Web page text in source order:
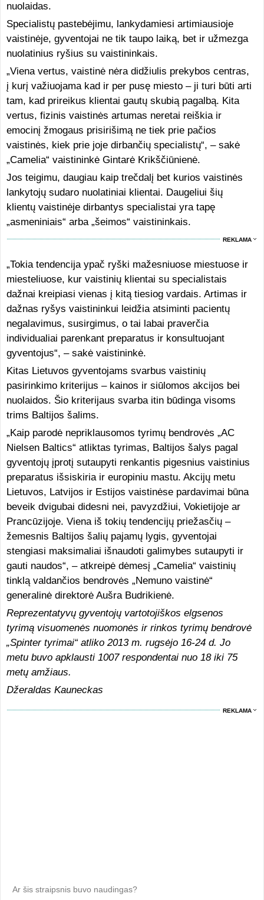
nuolaidas.
Specialistų pastebėjimu, lankydamiesi artimiausioje
vaistinėje, gyventojai ne tik taupo laiką, bet ir užmezga
nuolatinius ryšius su vaistininkais.
„Viena vertus, vaistinė nėra didžiulis prekybos centras,
į kurį važiuojama kad ir per pusę miesto – ji turi būti arti
tam, kad prireikus klientai gautų skubią pagalbą. Kita
vertus, fizinis vaistinės artumas neretai reiškia ir
emocinį žmogaus prisirišimą ne tiek prie pačios
vaistinės, kiek prie joje dirbančių specialistų“, – sakė
„Camelia“ vaistininkė Gintarė Krikščiūnienė.
Jos teigimu, daugiau kaip trečdalį bet kurios vaistinės
lankytojų sudaro nuolatiniai klientai. Daugeliui šių
klientų vaistinėje dirbantys specialistai yra tapę
„asmeniniais“ arba „šeimos“ vaistininkais.
REKLAMA
„Tokia tendencija ypač ryški mažesniuose miestuose ir
miesteliuose, kur vaistinių klientai su specialistais
dažnai kreipiasi vienas į kitą tiesiog vardais. Artimas ir
dažnas ryšys vaistininkui leidžia atsiminti pacientų
negalavimus, susirgimus, o tai labai praverčia
individualiai parenkant preparatus ir konsultuojant
gyventojus“, – sakė vaistininkė.
Kitas Lietuvos gyventojams svarbus vaistinių
pasirinkimo kriterijus – kainos ir siūlomos akcijos bei
nuolaidos. Šio kriterijaus svarba itin būdinga visoms
trims Baltijos šalims.
„Kaip parodė nepriklausomos tyrimų bendrovės „AC
Nielsen Baltics“ atliktas tyrimas, Baltijos šalys pagal
gyventojų įprotį sutaupyti renkantis pigesnius vaistinius
preparatus išsiskiria ir europiniu mastu. Akcijų metu
Lietuvos, Latvijos ir Estijos vaistinėse pardavimai būna
beveik dvigubai didesni nei, pavyzdžiui, Vokietijoje ar
Prancūzijoje. Viena iš tokių tendencijų priežasčių –
žemesnis Baltijos šalių pajamų lygis, gyventojai
stengiasi maksimaliai išnaudoti galimybes sutaupyti ir
gauti naudos“, – atkreipė dėmesį „Camelia“ vaistinių
tinklą valdančios bendrovės „Nemuno vaistinė“
generalinė direktorė Aušra Budrikienė.
Reprezentatyvų gyventojų vartotojiškos elgsenos
tyrimą visuomenės nuomonės ir rinkos tyrimų bendrovė
„Spinter tyrimai“ atliko 2013 m. rugsėjo 16-24 d. Jo
metu buvo apklausti 1007 respondentai nuo 18 iki 75
metų amžiaus.
Džeraldas Kauneckas
REKLAMA
Ar šis straipsnis buvo naudingas?